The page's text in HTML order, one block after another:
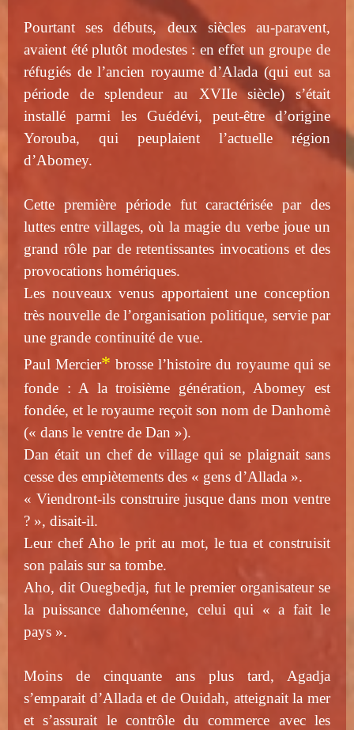
Pourtant ses débuts, deux siècles au-paravent,
avaient été plutôt modestes : en effet un groupe de
réfugiés de l’ancien royaume d’Alada (qui eut sa
période de splendeur au XVIIe siècle) s’était
installé parmi les Guédévi, peut-être d’origine
Yorouba, qui peuplaient l’actuelle région
d’Abomey.
Cette première période fut caractérisée par des
luttes entre villages, où la magie du verbe joue un
grand rôle par de retentissantes invocations et des
provocations homériques.
Les nouveaux venus apportaient une conception
très nouvelle de l’organisation politique, servie par
une grande continuité de vue.
Paul Mercier* brosse l’histoire du royaume qui se
fonde : A la troisième génération, Abomey est
fondée, et le royaume reçoit son nom de Danhomè
(« dans le ventre de Dan »).
Dan était un chef de village qui se plaignait sans
cesse des empiètements des « gens d’Allada ».
« Viendront-ils construire jusque dans mon ventre
? », disait-il.
Leur chef Aho le prit au mot, le tua et construisit
son palais sur sa tombe.
Aho, dit Ouegbedja, fut le premier organisateur se
la puissance dahoméenne, celui qui « a fait le
pays ».
Moins de cinquante ans plus tard, Agadja
s’emparait d’Allada et de Ouidah, atteignait la mer
et s’assurait le contrôle du commerce avec les